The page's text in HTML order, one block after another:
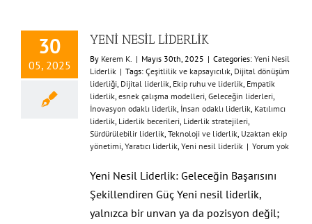
30
05, 2025
YENİ NESİL LİDERLİK
By Kerem K. | Mayıs 30th, 2025 | Categories: Yeni Nesil
Liderlik | Tags: Çeşitlilik ve kapsayıcılık, Dijital dönüşüm
liderliği, Dijital liderlik, Ekip ruhu ve liderlik, Empatik
liderlik, esnek çalışma modelleri, Geleceğin liderleri,
İnovasyon odaklı liderlik, İnsan odaklı liderlik, Katılımcı
liderlik, Liderlik becerileri, Liderlik stratejileri,
Sürdürülebilir liderlik, Teknoloji ve liderlik, Uzaktan ekip
yönetimi, Yaratıcı liderlik, Yeni nesil liderlik | Yorum yok
Yeni Nesil Liderlik: Geleceğin Başarısını
Şekillendiren Güç Yeni nesil liderlik,
yalnızca bir unvan ya da pozisyon değil;